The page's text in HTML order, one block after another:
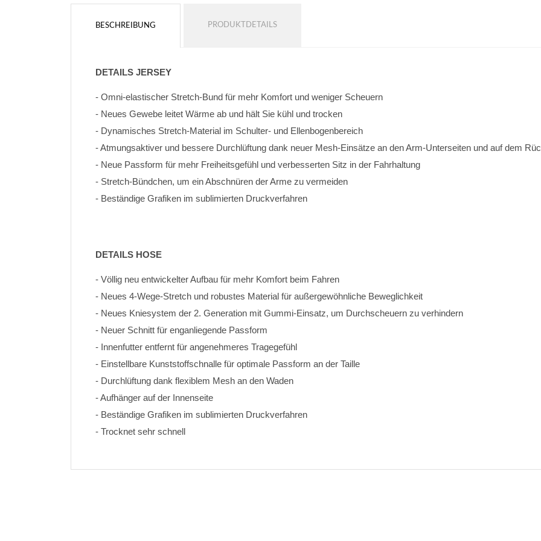
BESCHREIBUNG PRODUKTDETAILS
DETAILS JERSEY
- Omni-elastischer Stretch-Bund für mehr Komfort und weniger Scheuern
- Neues Gewebe leitet Wärme ab und hält Sie kühl und trocken
- Dynamisches Stretch-Material im Schulter- und Ellenbogenbereich
- Atmungsaktiver und bessere Durchlüftung dank neuer Mesh-Einsätze an den Arm-Unterseiten und auf dem
- Neue Passform für mehr Freiheitsgefühl und verbesserten Sitz in der Fahrhaltung
- Stretch-Bündchen, um ein Abschnüren der Arme zu vermeiden
- Beständige Grafiken im sublimierten Druckverfahren
DETAILS HOSE
- Völlig neu entwickelter Aufbau für mehr Komfort beim Fahren
- Neues 4-Wege-Stretch und robustes Material für außergewöhnliche Beweglichkeit
- Neues Kniesystem der 2. Generation mit Gummi-Einsatz, um Durchscheuern zu verhindern
- Neuer Schnitt für enganliegende Passform
- Innenfutter entfernt für angenehmeres Tragegefühl
- Einstellbare Kunststoffschnalle für optimale Passform an der Taille
- Durchlüftung dank flexiblem Mesh an den Waden
- Aufhänger auf der Innenseite
- Beständige Grafiken im sublimierten Druckverfahren
- Trocknet sehr schnell